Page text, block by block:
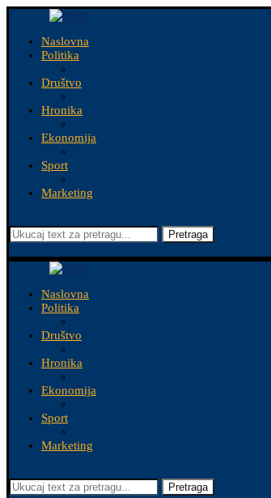
Naslovna
Politika
Društvo
Hronika
Ekonomija
Sport
Marketing
Pretraga
Naslovna
Politika
Društvo
Hronika
Ekonomija
Sport
Marketing
Pretraga